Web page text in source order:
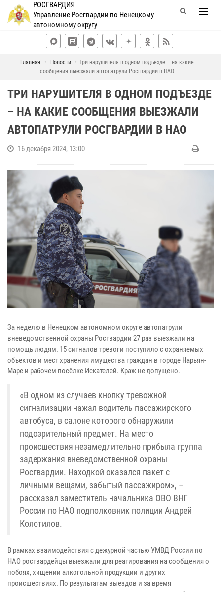
РОСГВАРДИЯ
Управление Росгвардии по Ненецкому
автономному округу
Главная Новости
Три нарушителя в одном подъезде – на какие
сообщения выезжали автопатрули Росгвардии в НАО
ТРИ НАРУШИТЕЛЯ В ОДНОМ ПОДЪЕЗДЕ
– НА КАКИЕ СООБЩЕНИЯ ВЫЕЗЖАЛИ
АВТОПАТРУЛИ РОСГВАРДИИ В НАО
16 декабря 2024, 13:00
За неделю в Ненецком автономном округе автопатрули
вневедомственной охраны Росгвардии 27 раз выезжали на
помощь людям. 15 сигналов тревоги поступило с охраняемых
объектов и мест хранения имущества граждан в городе Нарьян-
Маре и рабочем посёлке Искателей. Краж не допущено.
«В одном из случаев кнопку тревожной
сигнализации нажал водитель пассажирского
автобуса, в салоне которого обнаружили
подозрительный предмет. На место
происшествия незамедлительно прибыла группа
задержания вневедомственной охраны
Росгвардии. Находкой оказался пакет с
личными вещами, забытый пассажиром», –
рассказал заместитель начальника ОВО ВНГ
России по НАО подполковник полиции Андрей
Колотилов.
В рамках взаимодействия с дежурной частью УМВД России по
НАО росгвардейцы выезжали для реагирования на сообщения о
побоях, хищении алкогольной продукции и других
происшествиях. По результатам выездов и за время